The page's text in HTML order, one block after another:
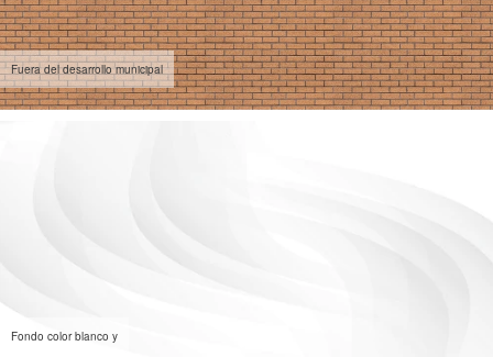
Fuera del desarrollo municipal
Fondo color blanco y